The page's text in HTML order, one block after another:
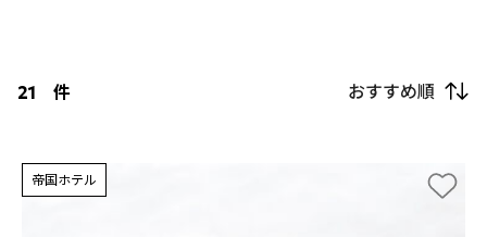
21 件 おすすめ順
帝国ホテル